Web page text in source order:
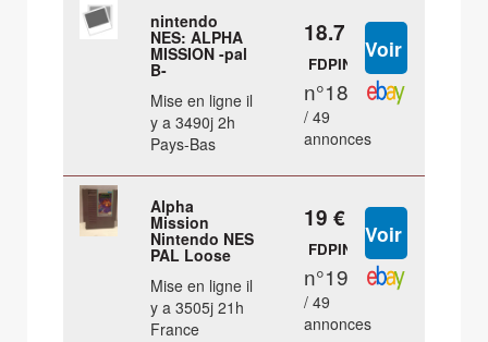
nintendo
NES: ALPHA
MISSION -pal
B-
Mise en ligne il
y a 3490j 2h
Pays-Bas
18.7 €
FDPIN
n°18
/ 49
annonces
Alpha
Mission
Nintendo NES
PAL Loose
Mise en ligne il
y a 3505j 21h
France
19 €
FDPIN
n°19
/ 49
annonces